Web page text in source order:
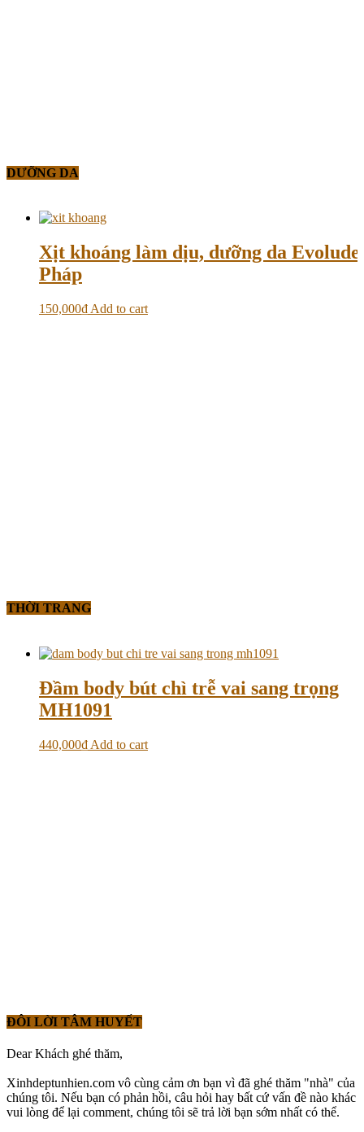
DƯỠNG DA
Xịt khoáng làm dịu, dưỡng da
Pháp
150,000₫ Add to cart
THỜI TRANG
Đầm body bút chì trễ vai sang trọng
MH1091
440,000₫ Add to cart
ĐÔI LỜI TÂM HUYẾT
Dear Khách ghé thăm,
Xinhdeptunhien.com vô cùng cảm ơn bạn vì đã ghé thăm "nhà" của
chúng tôi. Nếu bạn có phản hồi, câu hỏi hay bất cứ vấn đề nào khác
vui lòng để lại comment, chúng tôi sẽ trả lời bạn sớm nhất có thể.